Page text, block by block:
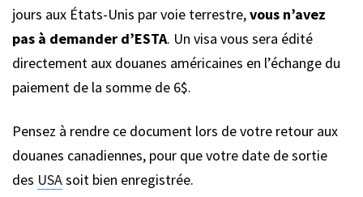
jours aux États-Unis par voie terrestre,vous n’avez
pas à demander d’ESTA. Un visa vous sera édité
directement aux douanes américaines en l’échange du
paiement de la somme de 6$.
Pensez à rendre ce document lors de votre retour aux
douanes canadiennes, pour que votre date de sortie
des USAsoit bien enregistrée.